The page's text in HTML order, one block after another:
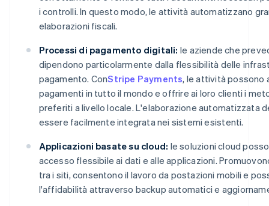
i controlli. In questo modo, le attività automatizzano
elaborazioni fiscali.
Processi di pagamento digitali: le aziende che
dipendono particolarmente dalla flessibilità delle
pagamento. ConStripe Payments, le attività possono
pagamenti in tutto il mondo e offrire ai loro clienti i
preferiti a livello locale. L'elaborazione automatizzata
essere facilmente integrata nei sistemi esistenti.
Applicazioni basate su cloud: le soluzioni cloud
accesso flessibile ai dati e alle applicazioni.
tra i siti, consentono il lavoro da postazioni mobili e
l'affidabilità attraverso backup automatici e